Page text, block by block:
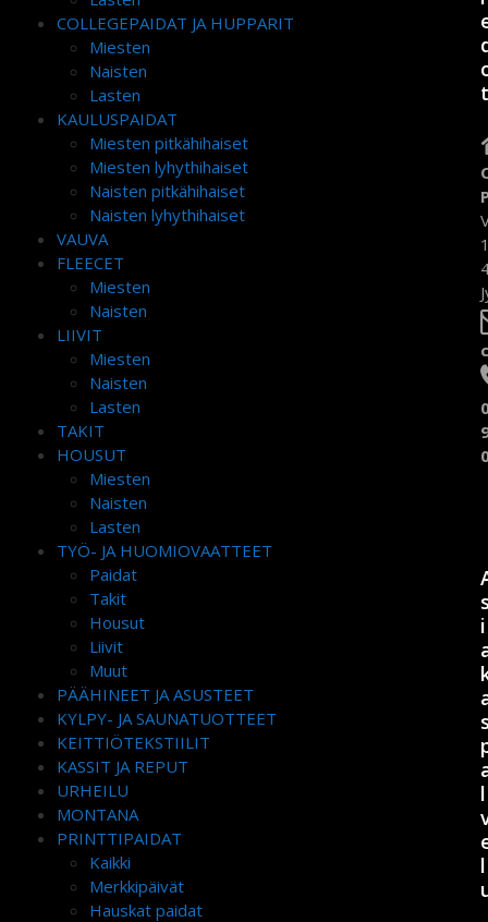
COLLEGEPAIDAT JA HUPPARIT
Miesten
Naisten
Lasten
KAULUSPAIDAT
Miesten pitkähihaiset
Miesten lyhythihaiset
Naisten pitkähihaiset
Naisten lyhythihaiset
VAUVA
FLEECET
Miesten
Naisten
LIIVIT
Miesten
Naisten
Lasten
TAKIT
HOUSUT
Miesten
Naisten
Lasten
TYÖ- JA HUOMIOVAATTEET
Paidat
Takit
Housut
Liivit
Muut
PÄÄHINEET JA ASUSTEET
KYLPY- JA SAUNATUOTTEET
KEITTIÖTEKSTIILIT
KASSIT JA REPUT
URHEILU
MONTANA
PRINTTIPAIDAT
Kaikki
Merkkipäivät
Hauskat paidat
t
i
l
l